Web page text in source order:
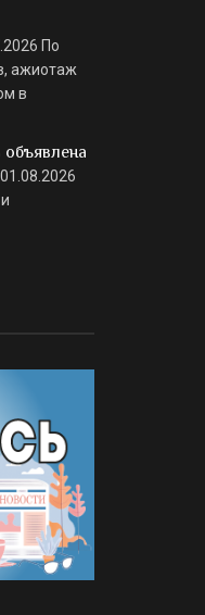
По
ажиотаж
в
01.08.2026